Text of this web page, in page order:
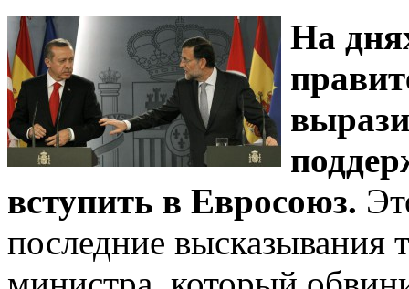
На
вступить в Евросоюз.
последние высказывания